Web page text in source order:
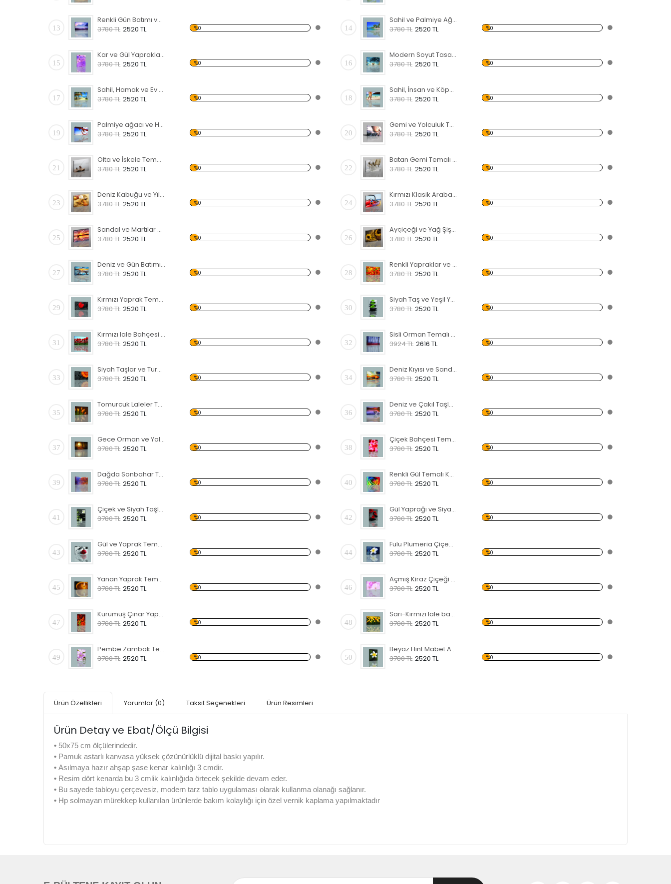
13
Renkli Gün Batımı ve Deniz Kanvas Tablo
3780 TL 2520 TL %0 14
Sahil ve Palmiye Ağaçları Kanvas Tablo
3780 TL 2520 TL %0
15
Kar ve Gül Yaprakları Temalı Kanvas Tablo
3780 TL 2520 TL %0 16
Modern Soyut Tasarım 28 Kanvas Tablo
3780 TL 2520 TL %0
17
Sahil, Hamak ve Ev Temalı Kanvas Tablo
3780 TL 2520 TL %0 18
Sahil, İnsan ve Köpek Kanvas Tablo
3780 TL 2520 TL %0
19
Palmiye ağacı ve Hamak Kanvas Tablo
3780 TL 2520 TL %0 20
Gemi ve Yolculuk Temalı Kanvas Tablo
3780 TL 2520 TL %0
21
Olta ve İskele Temalı Kanvas Tablo
3780 TL 2520 TL %0 22
Batan Gemi Temalı Kanvas Tablo
3780 TL 2520 TL %0
23
Deniz Kabuğu ve Yıldızı Kanvas Tablo
3780 TL 2520 TL %0 24
Kırmızı Klasik Araba Kanvas Tablo
3780 TL 2520 TL %0
25
Sandal ve Martılar Kanvas Tablo
3780 TL 2520 TL %0 26
Ayçiçeği ve Yağ Şişesi Temalı Kanvas Tablo
3780 TL 2520 TL %0
27
Deniz ve Gün Batımı Kanvas Tablo
3780 TL 2520 TL %0 28
Renkli Yapraklar ve Sonbahar Kanvas Tablo
3780 TL 2520 TL %0
29
Kırmızı Yaprak Temalı Kanvas Tablo
3780 TL 2520 TL %0 30
Siyah Taş ve Yeşil Yapraklar Kanvas Tablo
3780 TL 2520 TL %0
31
Kırmızı lale Bahçesi Temalı Kanvas Tablo
3780 TL 2520 TL %0 32
Sisli Orman Temalı Kanvas Tablo
3924 TL 2616 TL %0
33
Siyah Taşlar ve Turuncu Çiçek Kanvas Tablo
3780 TL 2520 TL %0 34
Deniz Kıyısı ve Sandal Kanvas Tablo
3780 TL 2520 TL %0
35
Tomurcuk Laleler Temalı Kanvas Tablo
3780 TL 2520 TL %0 36
Deniz ve Çakıl Taşları Kanvas Tablo
3780 TL 2520 TL %0
37
Gece Orman ve Yol Kanvas Tablo
3780 TL 2520 TL %0 38
Çiçek Bahçesi Temalı Kanvas Tablo
3780 TL 2520 TL %0
39
Dağda Sonbahar Temalı Kanvas Tablo
3780 TL 2520 TL %0 40
Renkli Gül Temalı Kanvas Tablo
3780 TL 2520 TL %0
41
Çiçek ve Siyah Taşlar Temalı Kanvas Tablo
3780 TL 2520 TL %0 42
Gül Yaprağı ve Siyah Taş Kanvas Tablo
3780 TL 2520 TL %0
43
Gül ve Yaprak Temalı Kanvas Tablo
3780 TL 2520 TL %0 44
Fulu Plumeria Çiçeği Temalı Kanvas Tablo
3780 TL 2520 TL %0
45
Yanan Yaprak Temalı Kanvas Tablo
3780 TL 2520 TL %0 46
Açmış Kiraz Çiçeği Temalı Kanvas Tablo
3780 TL 2520 TL %0
47
Kurumuş Çınar Yaprakları Temalı Kanvas Tablo
3780 TL 2520 TL %0 48
Sarı-Kırmızı lale bahçesi Kanvas Tablo
3780 TL 2520 TL %0
49
Pembe Zambak Temalı Kanvas Tablo
3780 TL 2520 TL %0 50
Beyaz Hint Mabet Ağacı Kanvas Tablo
3780 TL 2520 TL %0
Ürün Özellikleri Yorumlar (0) Taksit Seçenekleri Ürün Resimleri
Ürün Detay ve Ebat/Ölçü Bilgisi
• 50x75 cm ölçülerindedir.
• Pamuk astarlı kanvasa yüksek çözünürlüklü dijital baskı yapılır.
• Asılmaya hazır ahşap şase kenar kalınlığı 3 cmdir.
• Resim dört kenarda bu 3 cmlik kalınlığıda örtecek şekilde devam eder.
• Bu sayede tabloyu çerçevesiz, modern tarz tablo uygulaması olarak kullanma olanağı sağlanır.
• Hp solmayan mürekkep kullanılan ürünlerde bakım kolaylığı için özel vernik kaplama yapılmaktadır